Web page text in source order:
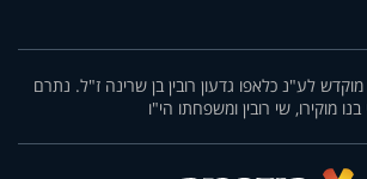
לע"נ כלאפו גדעון רובין בן שרינה ז"ל. נתרם
מוקירו, שי רובין ומשפחתו הי"ו